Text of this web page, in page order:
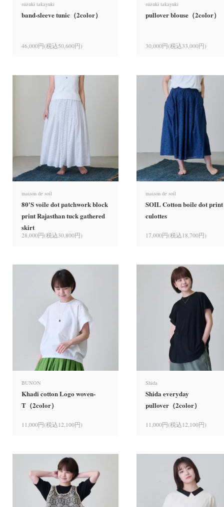
suzuki takayuki
band-sleeve tunic（2color）
46,000円(税込50,600円)
suzuki takayuki
pullover blouse（2color）
30,000円(税込33,000円)
maison de soil
80'S voile dot patchwork block
print Rajasthan tuck gathered
skirt
28,000円(税込30,800円)
maison de soil
SOIL Cotton boile dot print
culottes
17,000円(税込18,700円)
BUNON
Khadi cotton Logo woven-
T（2color）
11,000円(税込12,100円)
Shida
Shida everyday
pullover（2color）
11,000円(税込12,100円)